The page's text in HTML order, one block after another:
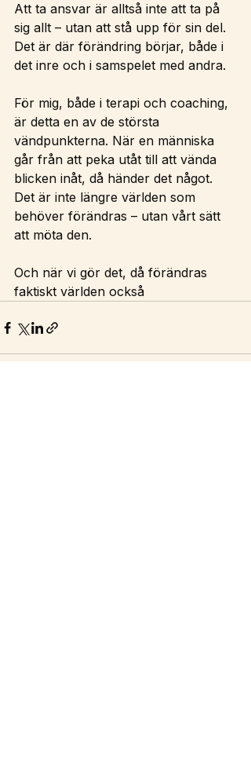
Att ta ansvar är alltså inte att ta på
sig allt – utan att stå upp för sin del.
Det är där förändring börjar, både i
det inre och i samspelet med andra.
För mig, både i terapi och coaching,
är detta en av de största
vändpunkterna. När en människa
går från att peka utåt till att vända
blicken inåt, då händer det något.
Det är inte längre världen som
behöver förändras – utan vårt sätt
att möta den.
Och när vi gör det, då förändras
faktiskt världen också